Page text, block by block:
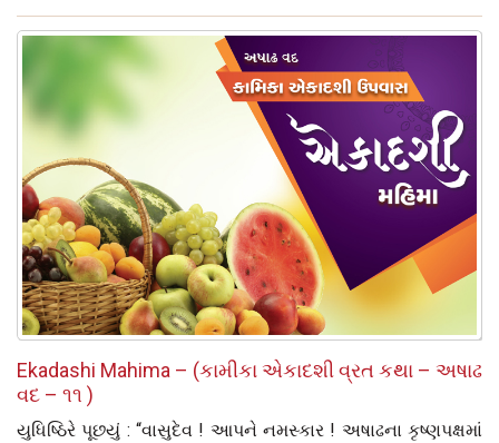
Ekadashi Mahima – (કામીકા એકાદશી વ્રત કથા – અષાઢ
વદ – ૧૧ )
યુધિષ્ઠિરે પૂછયું : “વાસુદેવ ! આપને નમસ્‍કાર ! અષાઢના કૃષ્‍ણપક્ષમાં